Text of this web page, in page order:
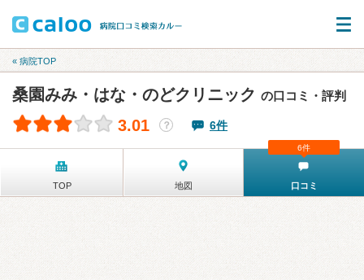
« 病院TOP
桑園みみ・はな・のどクリニック の口コミ・評判
3.01 ？ 6件
TOP 地図 口コミ
6件